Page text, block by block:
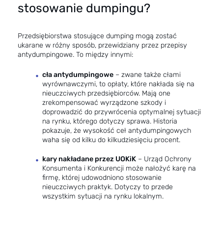
stosowanie dumpingu?
Przedsiębiorstwa stosujące dumping mogą zostać
ukarane w różny sposób, przewidziany przez przepisy
antydumpingowe. To między innymi:
cła antydumpingowe – zwane także cłami
wyrównawczymi, to opłaty, które nakłada się na
nieuczciwych przedsiębiorców. Mają one
zrekompensować wyrządzone szkody i
doprowadzić do przywrócenia optymalnej sytuacji
na rynku, którego dotyczy sprawa. Historia
pokazuje, że wysokość ceł antydumpingowych
waha się od kilku do kilkudziesięciu procent.
kary nakładane przez UOKiK – Urząd Ochrony
Konsumenta i Konkurencji może nałożyć karę na
firmę, której udowodniono stosowanie
nieuczciwych praktyk. Dotyczy to przede
wszystkim sytuacji na rynku lokalnym.